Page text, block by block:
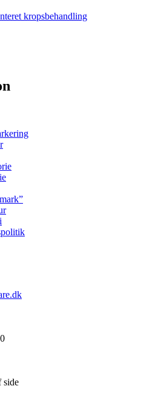
kropsbehandling
side